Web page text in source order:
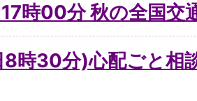
時00分 秋の全国交
時30分)心配ごと相